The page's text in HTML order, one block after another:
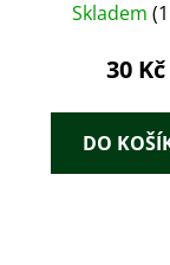
Skladem
30 Kč
DO